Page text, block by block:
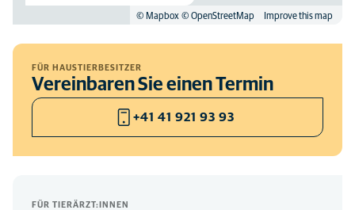
© Mapbox © OpenStreetMap Improve this map
FÜR HAUSTIERBESITZER
Vereinbaren Sie einen Termin
+41 41 921 93 93
FÜR TIERÄRZT:INNEN